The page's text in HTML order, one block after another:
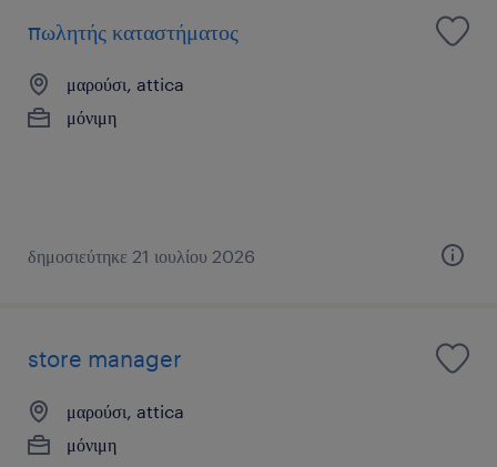
πωλητής καταστήματος
μαρούσι, attica
μόνιμη
δημοσιεύτηκε 21 ιουλίου 2026
store manager
μαρούσι, attica
μόνιμη